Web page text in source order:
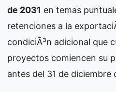
de 2031 en temas
retenciones a la
condiciÃ³n adicional que
proyectos comiencen su
antes del 31 de diciembre